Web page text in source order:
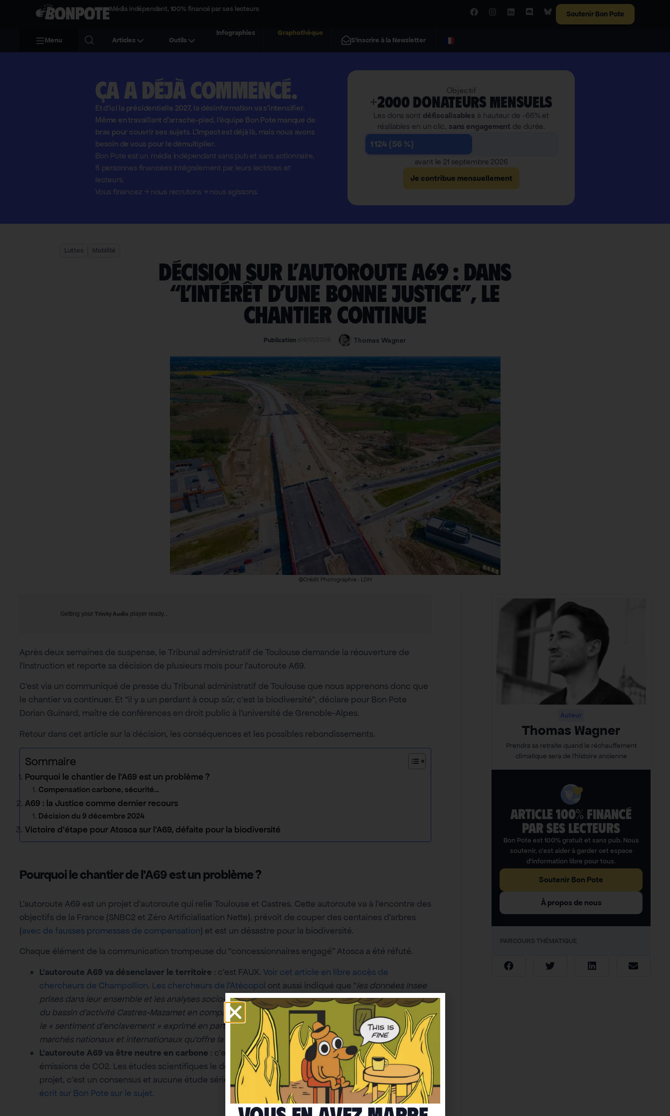
Média indépendant, 100% financé par ses lecteurs
Soutenir Bon Pote
Menu Articles Outils
Infographies
Graphothèque
S'inscrire à la Newsletter
Ça a déjà commencé.
Et d'ici la présidentielle 2027, la désinformation va s'intensifier.
Même en travaillant d'arrache-pied, l'équipe Bon Pote manque de
bras pour couvrir ses sujets. L'impact est déjà là, mais nous avons
besoin de vous pour le démultiplier.
Bon Pote est un média indépendant sans pub et sans actionnaire,
6 personnes financées intégralement par leurs lectrices et
lecteurs.
Vous financez→nous recrutons →nous agissons.
+2000 donateurs mensuels
Les dons sont défiscalisables à hauteur de -66% et
résiliables en un clic, sans engagement de durée.
1 124 (56 %)
avant le 21 septembre 2026
Je contribue mensuellement
Luttes Mobilité
Décision sur l’Autoroute A69 : dans
“l’intérêt d’une bonne justice”, le
chantier continue
Publication : Thomas Wagner
©Crédit Photographie : LDH
Getting your Trinity Audio player ready...
Après deux semaines de suspense, le Tribunal administratif de Toulouse demande la réouverture de
l’instruction et reporte sa décision de plusieurs mois pour l’autoroute A69.
C’est via un communiqué de presse du Tribunal administratif de Toulouse que nous apprenons donc que
le chantier va continuer. Et “il y a un perdant à coup sûr, c’est la biodiversité”, déclare pour Bon Pote
Dorian Guinard, maître de conférences en droit public à l’université de Grenoble-Alpes.
Retour dans cet article sur la décision, les conséquences et les possibles rebondissements.
Sommaire
Pourquoi le chantier de l’A69 est un problème ?
Compensation carbone, sécurité…
A69 : la Justice comme dernier recours
Décision du 9 décembre 2024
Victoire d’étape pour Atosca sur l’A69, défaite pour la biodiversité
Pourquoi le chantier de l’A69 est un problème ?
L’autoroute A69 est un projet d’autoroute qui relie Toulouse et Castres. Cette autoroute va à l’encontre des
objectifs de la France (SNBC2 et Zéro Artificialisation Nette), prévoit de couper des centaines d’arbres
(avec de fausses promesses de compensation) et est un désastre pour la biodiversité.
Chaque élément de la communication trompeuse du “concessionnaires engagé” Atosca a été réfuté.
L’autoroute A69 va désenclaver le territoire : c’est FAUX. Voir cet article en libre accès de
chercheurs de Champollion. Les chercheurs de l’Atécopol ont aussi indiqué que “les données Insee
prises dans leur ensemble et les analyses socio-économiques ne mettent en évidence aucun retard
du bassin d’activité Castres-Mazamet en comparaison des autres départements de la région, malgré
le « sentiment d’enclavement » exprimé en particulier par les entrepreneurs déjà connectés aux
marchés nationaux et internationaux qu’offre la métropole toulousaine“
L’autoroute A69 va être neutre en carbone : c’est FAUX. Construire une autoroute augmente les
émissions de CO2. Les études scientifiques le démontrent, l’autorité environnementale critique le
projet, c’est un consensus et aucune étude sérieuse ne réfute ce fait.Un article complet a déjà été
écrit sur Bon Pote sur le sujet.
Auteur
Thomas Wagner
Prendra sa retraite quand le réchauffement
climatique sera de l’histoire ancienne
ARTICLE 100% FINANCÉ
PAR SES LECTEURS​
Bon Pote est 100% gratuit et sans pub. Nous
soutenir, c’est aider à garder cet espace
d’information libre pour tous.
Soutenir Bon Pote
À propos de nous
PARCOURS THÉMATIQUE